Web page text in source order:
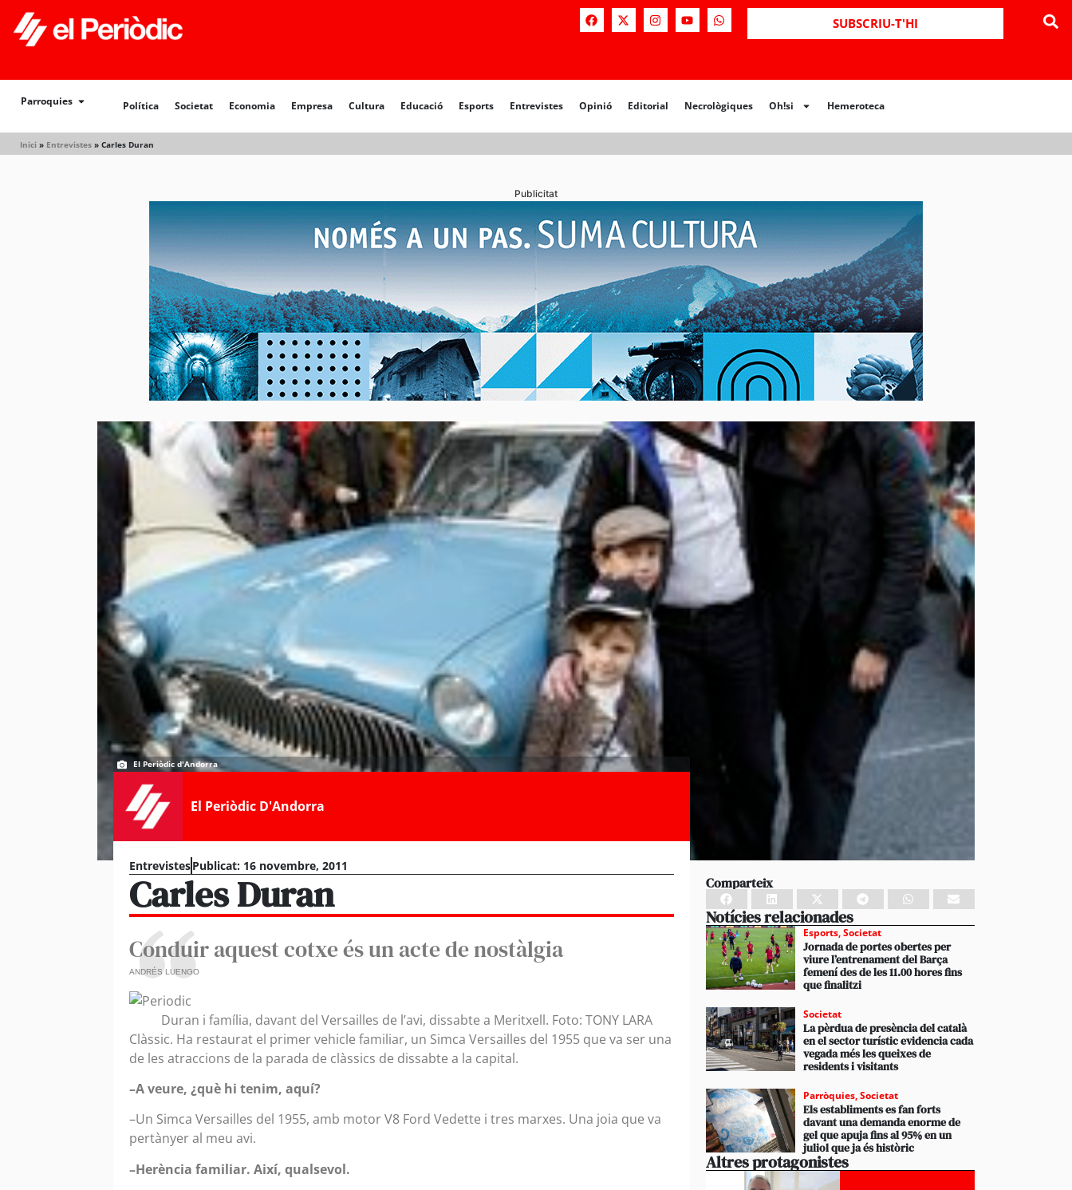
SUBSCRIU-T'HI
Parroquies Política Societat Economia Empresa Cultura Educació Esports Entrevistes Opinió Editorial Necrològiques Oh!si Hemeroteca
Inici » Entrevistes » Carles Duran
Política Societat Opinió Editorial Necrològiques Hemeroteca
Publicitat
El Periòdic d'Andorra
El Periòdic D'Andorra
EntrevistesPublicat: 16 novembre, 2011
Carles Duran
Conduir aquest cotxe és un acte de nostàlgia
ANDRÉS LUENGO
Duran i família, davant del Versailles de l’avi, dissabte a Meritxell. Foto: TONY LARA
Clàssic. Ha restaurat el primer vehicle familiar, un Simca Versailles del 1955 que va ser una
de les atraccions de la parada de clàssics de dissabte a la capital.
–A veure, ¿què hi tenim, aquí?
–Un Simca Versailles del 1955, amb motor V8 Ford Vedette i tres marxes. Una joia que va
pertànyer al meu avi.
–Herència familiar. Així, qualsevol.
Comparteix
Notícies relacionades
Esports,Societat
Jornada de portes obertes per
viure l’entrenament del Barça
femení des de les 11.00 hores fins
que finalitzi
Societat
La pèrdua de presència del català
en el sector turístic evidencia cada
vegada més les queixes de
residents i visitants
Parròquies,Societat
Els establiments es fan forts
davant una demanda enorme de
gel que apuja fins al 95% en un
juliol que ja és històric
Altres protagonistes